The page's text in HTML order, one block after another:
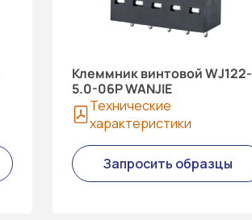
Клеммник винтовой WJ122-
5.0-06P WANJIE
Технические
характеристики
Запросить образцы